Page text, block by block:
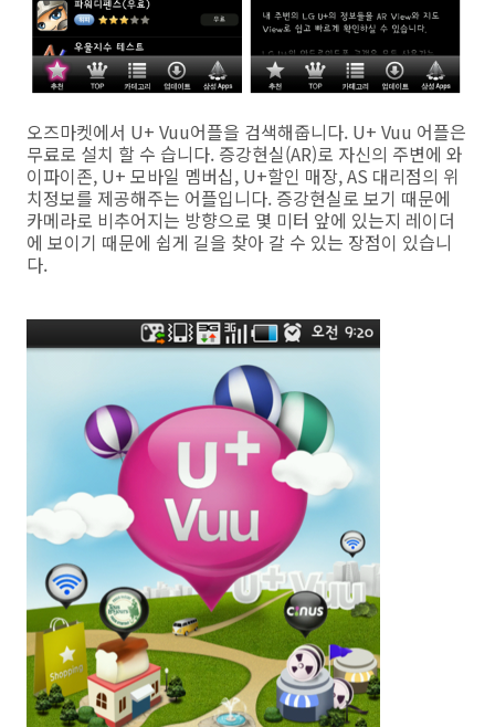
오즈마켓에서 U+ Vuu어플을 검색해줍니다. U+ Vuu 어플은
무료로 설치 할 수 습니다. 증강현실(AR)로 자신의 주변에 와
이파이존, U+ 모바일 멤버십, U+할인 매장, AS 대리점의 위
치정보를 제공해주는 어플입니다. 증강현실로 보기 때문에
카메라로 비추어지는 방향으로 몇 미터 앞에 있는지 레이더
에 보이기 때문에 쉽게 길을 찾아 갈 수 있는 장점이 있습니
다.